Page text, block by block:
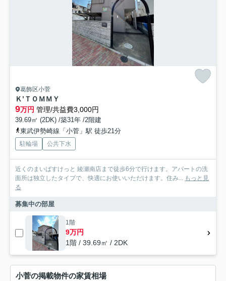
葛飾区小菅
Ｋ’ＴＯＭＭＹ
9万円 管理/共益費3,000円
39.69㎡ (2DK) /築31年 /2階建
東武伊勢崎線「小菅」駅 徒歩21分
駐輪場 公共下水
近くのまいばすけっと 綾瀬南店まで徒歩6分で行けます。アパートの洗
面所は独立したタイプで、快適にお使いいただけます。住み... もっと見
る
募集中の部屋
1階
9万円
1階 / 39.69㎡ / 2DK
小菅の掲載物件の家賃相場